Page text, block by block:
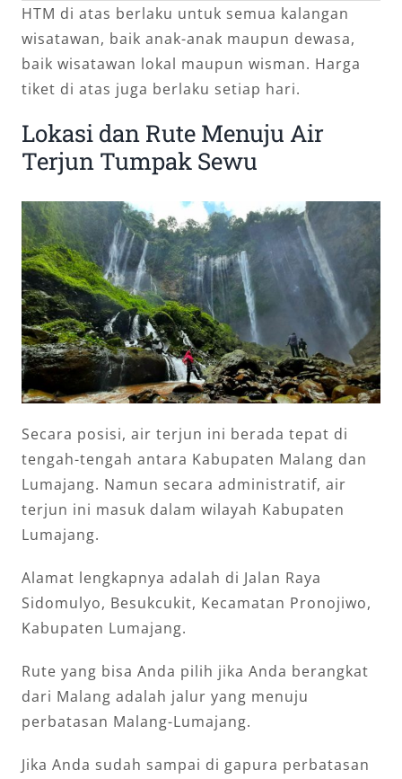
HTM di atas berlaku untuk semua kalangan
wisatawan, baik anak-anak maupun dewasa,
baik wisatawan lokal maupun wisman. Harga
tiket di atas juga berlaku setiap hari.
Lokasi dan Rute Menuju Air
Terjun Tumpak Sewu
Secara posisi, air terjun ini berada tepat di
tengah-tengah antara Kabupaten Malang dan
Lumajang. Namun secara administratif, air
terjun ini masuk dalam wilayah Kabupaten
Lumajang.
Alamat lengkapnya adalah di Jalan Raya
Sidomulyo, Besukcukit, Kecamatan Pronojiwo,
Kabupaten Lumajang.
Rute yang bisa Anda pilih jika Anda berangkat
dari Malang adalah jalur yang menuju
perbatasan Malang-Lumajang.
Jika Anda sudah sampai di gapura perbatasan